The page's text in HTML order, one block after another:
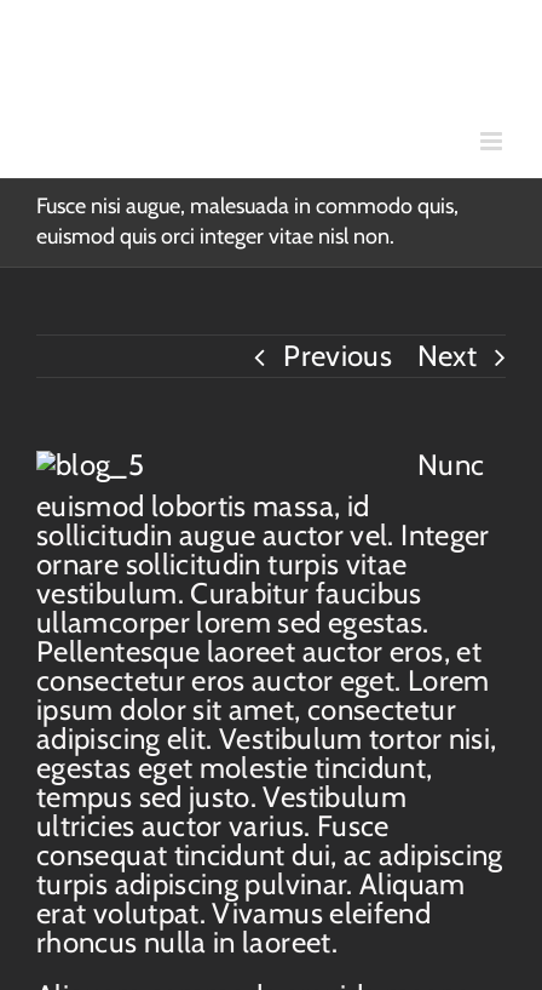
Fusce nisi augue, malesuada in commodo quis,
euismod quis orci integer vitae nisl non.
Previous Next
Nunc
euismod lobortis massa, id
sollicitudin augue auctor vel. Integer
ornare sollicitudin turpis vitae
vestibulum. Curabitur faucibus
ullamcorper lorem sed egestas.
Pellentesque laoreet auctor eros, et
consectetur eros auctor eget. Lorem
ipsum dolor sit amet, consectetur
adipiscing elit. Vestibulum tortor nisi,
egestas eget molestie tincidunt,
tempus sed justo. Vestibulum
ultricies auctor varius. Fusce
consequat tincidunt dui, ac adipiscing
turpis adipiscing pulvinar. Aliquam
erat volutpat. Vivamus eleifend
rhoncus nulla in laoreet.